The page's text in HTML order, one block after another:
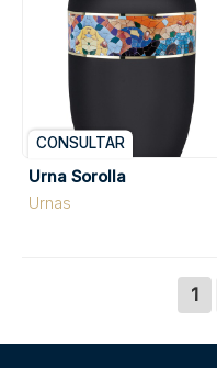
Urna Sorolla
Urnas
CONSULTAR
1